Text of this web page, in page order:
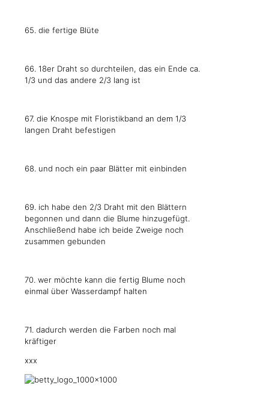
65. die fertige Blüte
66. 18er Draht so durchteilen, das ein Ende ca.
1/3 und das andere 2/3 lang ist
67. die Knospe mit Floristikband an dem 1/3
langen Draht befestigen
68. und noch ein paar Blätter mit einbinden
69. ich habe den 2/3 Draht mit den Blättern
begonnen und dann die Blume hinzugefügt.
Anschließend habe ich beide Zweige noch
zusammen gebunden
70. wer möchte kann die fertig Blume noch
einmal über Wasserdampf halten
71. dadurch werden die Farben noch mal
kräftiger
xxx